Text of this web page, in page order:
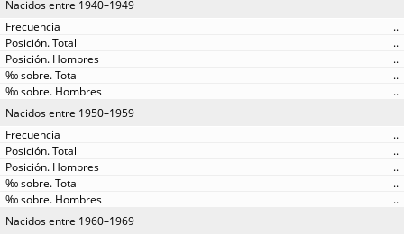
Nacidos entre 1940–1949
..
..
..
..
..
Nacidos entre 1950–1959
..
..
..
..
..
Nacidos entre 1960–1969